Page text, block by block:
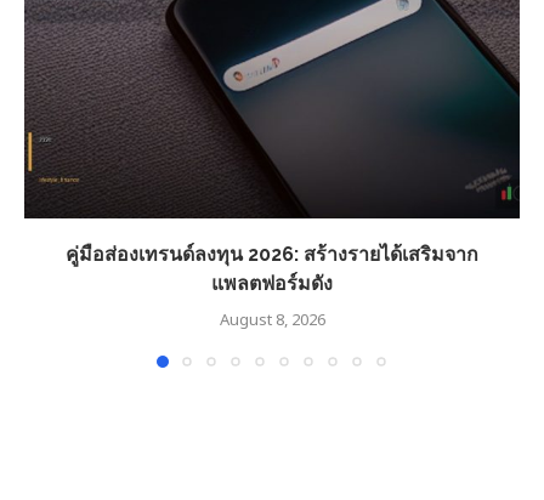
คู่มือส่องเทรนด์ลงทุน 2026: สร้างรายได้เสริมจาก
แพลตฟอร์มดัง
August 8, 2026